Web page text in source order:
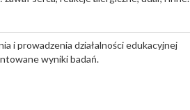
i prowadzenia działalności edukacyjnej
wyniki badań.